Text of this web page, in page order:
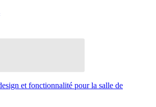
et fonctionnalité pour la salle de